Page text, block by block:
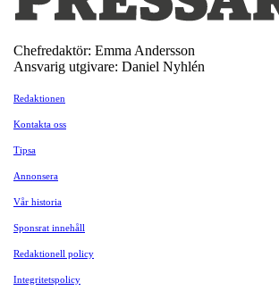
Chefredaktör: Emma Andersson
Ansvarig utgivare: Daniel Nyhlén
Redaktionen
Kontakta oss
Tipsa
Annonsera
Vår historia
Sponsrat innehåll
Redaktionell policy
Integritetspolicy